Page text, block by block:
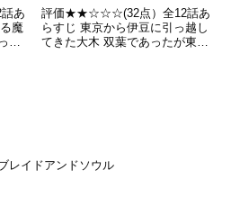
あ
魔
た
弟の
...
評価★★☆☆☆(32点）全12話あ
らすじ 東京から伊豆に引っ越し
てきた大木 双葉であったが東京
レイドアンドソウル